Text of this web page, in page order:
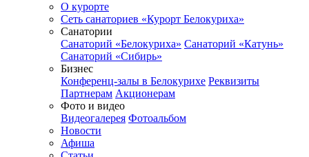
О курорте
Сеть санаториев «Курорт Белокуриха»
Санатории
Санаторий «Белокуриха» Санаторий «Катунь»
Санаторий «Сибирь»
Бизнес
Конференц-залы в Белокурихе Реквизиты
Партнерам Акционерам
Фото и видео
Видеогалерея Фотоальбом
Новости
Афиша